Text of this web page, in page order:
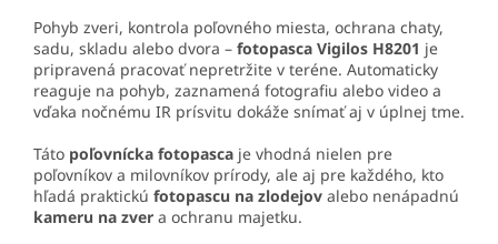
Pohyb zveri, kontrola poľovného miesta, ochrana chaty,
sadu, skladu alebo dvora – fotopasca Vigilos H8201 je
pripravená pracovať nepretržite v teréne. Automaticky
reaguje na pohyb, zaznamená fotografiu alebo video a
vďaka nočnému IR prísvitu dokáže snímať aj v úplnej tme.
Táto poľovnícka fotopasca je vhodná nielen pre
poľovníkov a milovníkov prírody, ale aj pre každého, kto
hľadá praktickú fotopascu na zlodejov alebo nenápadnú
kameru na zver a ochranu majetku.